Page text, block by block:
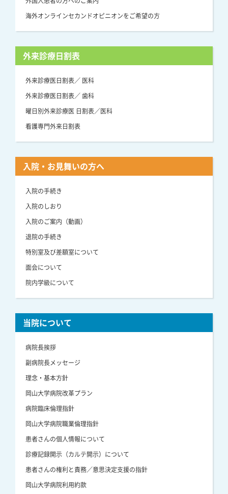
海外オンラインセカンドオピニオンをご希望の方
外来診療日割表
外来診療医日割表／ 医科
外来診療医日割表／ 歯科
曜日別外来診療医 日割表／医科
看護専門外来日割表
入院・お見舞いの方へ
入院の手続き
入院のしおり
入院のご案内（動画）
退院の手続き
特別室及び差額室について
面会について
院内学級について
当院について
病院長挨拶
副病院長メッセージ
理念・基本方針
岡山大学病院改革プラン
病院臨床倫理指針
岡山大学病院職業倫理指針
患者さんの個人情報について
診療記録開示（カルテ開示）について
患者さんの権利と責務／意思決定支援の指針
岡山大学病院利用約款